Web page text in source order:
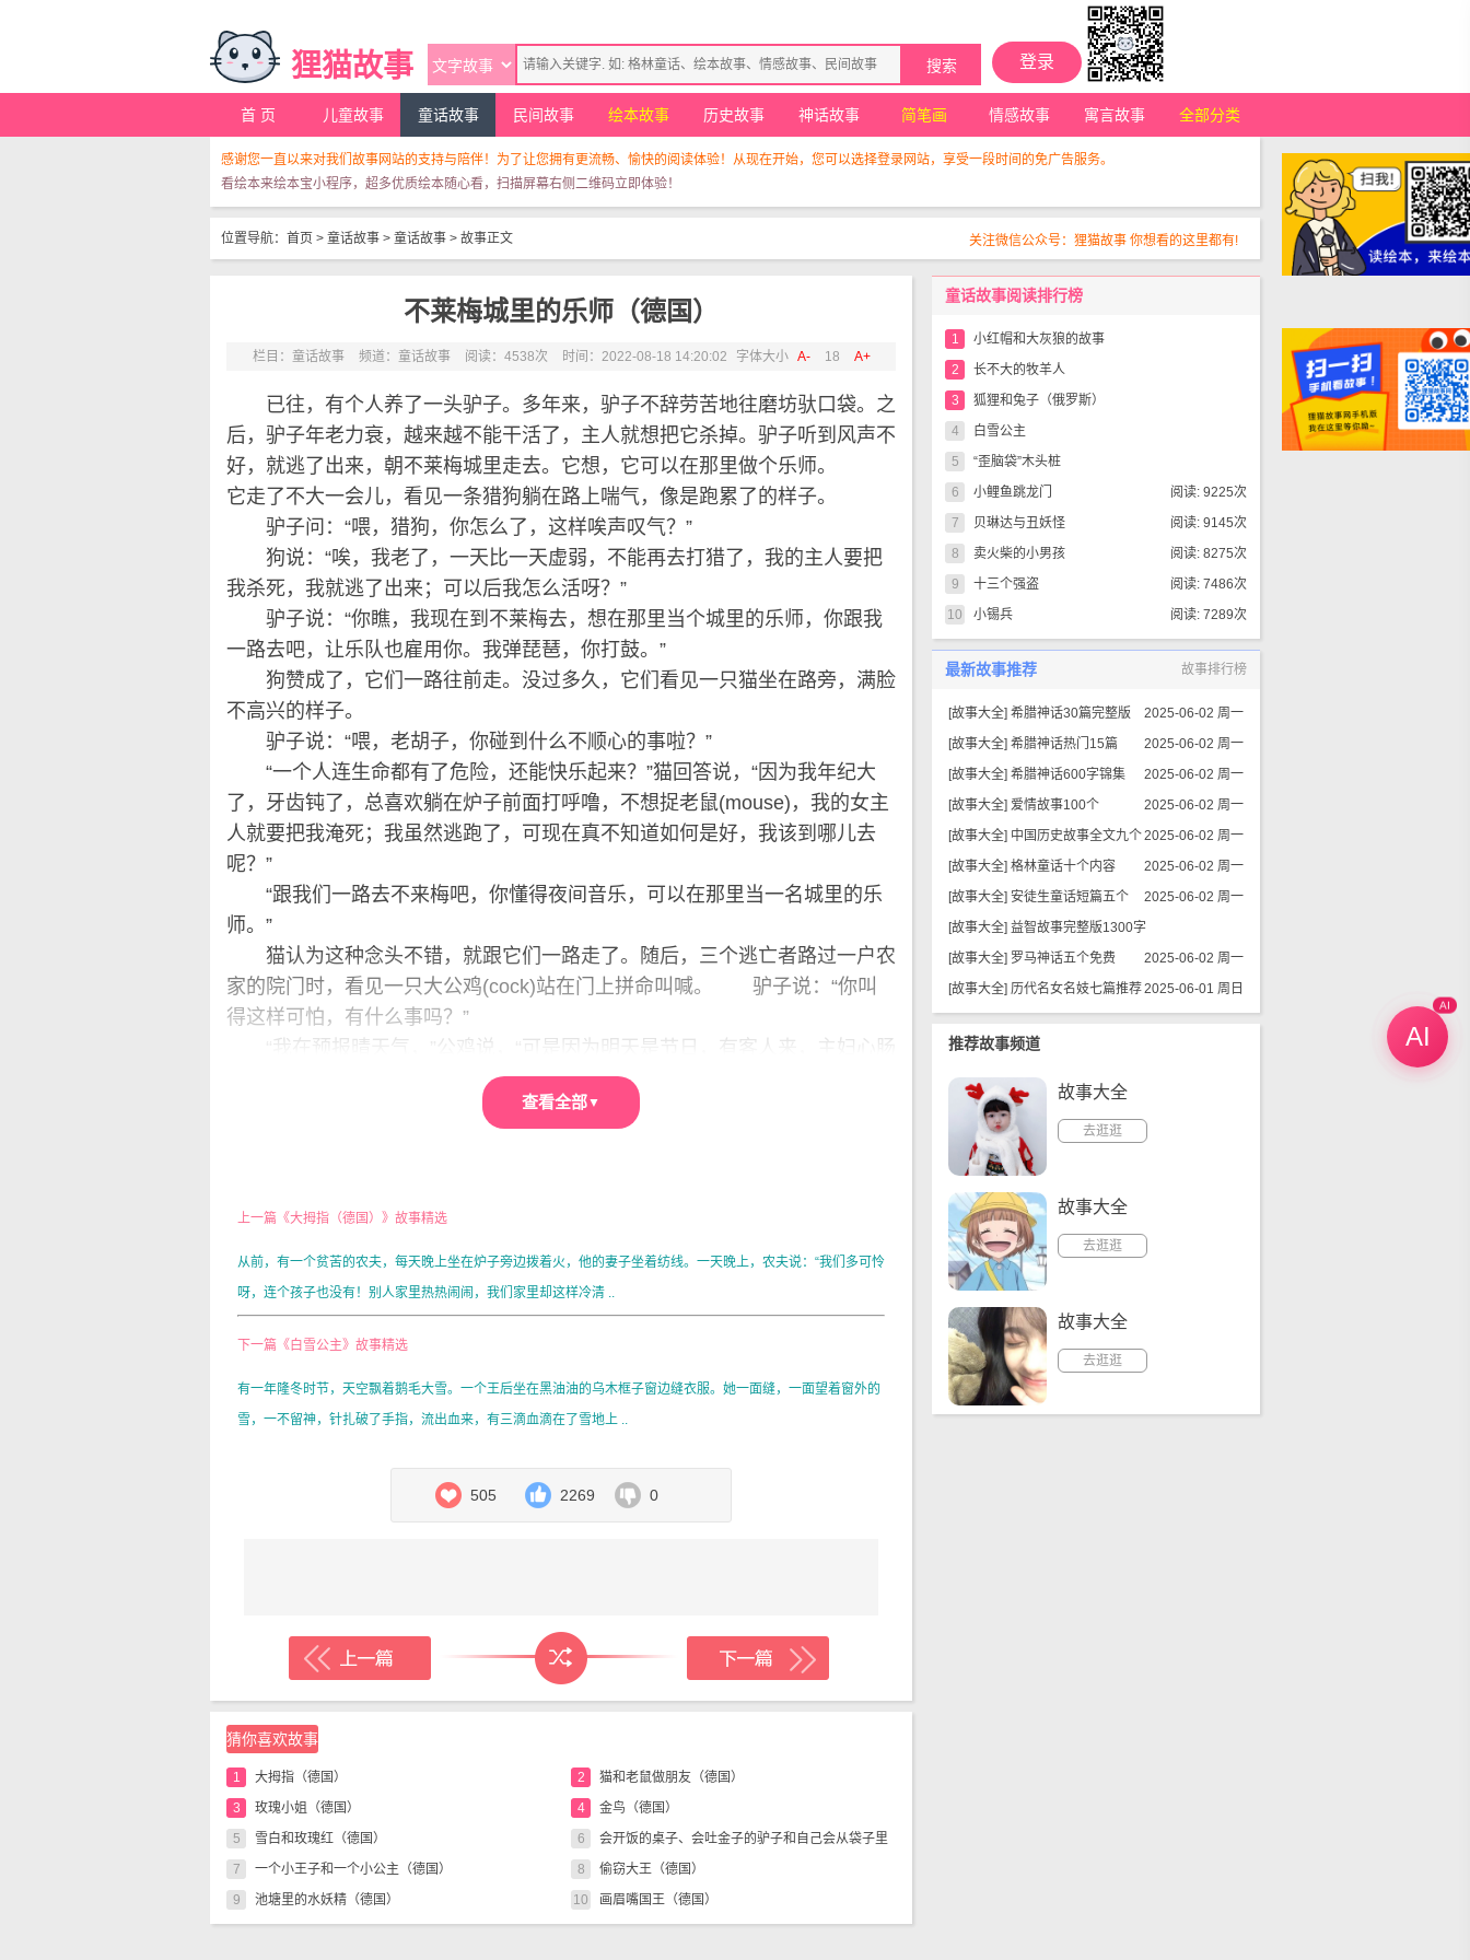
狸猫故事 登录
首 页 儿童故事 童话故事 民间故事 绘本故事 历史故事 神话故事 简笔画 情感故事 寓言故事 全部分类
感谢您一直以来对我们故事网站的支持与陪伴！为了让您拥有更流畅、愉快的阅读体验！从现在开始，您可以选择登录网站，享受一段时间的免广告服务。
看绘本来绘本宝小程序，超多优质绘本随心看，扫描屏幕右侧二维码立即体验！
位置导航： 首页 > 童话故事 > 童话故事 > 故事正文 关注微信公众号：狸猫故事 你想看的这里都有!
不莱梅城里的乐师（德国）
栏目： 童话故事 频道： 童话故事 阅读：4538次 时间：2022-08-18 14:20:02 字体大小 A- 18 A+
已往，有个人养了一头驴子。多年来，驴子不辞劳苦地往磨坊驮口袋。之
后，驴子年老力衰，越来越不能干活了，主人就想把它杀掉。驴子听到风声不
好，就逃了出来，朝不莱梅城里走去。它想，它可以在那里做个乐师。
它走了不大一会儿，看见一条猎狗躺在路上喘气，像是跑累了的样子。
驴子问：“喂，猎狗，你怎么了，这样唉声叹气？”
狗说：“唉，我老了，一天比一天虚弱，不能再去打猎了，我的主人要把
我杀死，我就逃了出来；可以后我怎么活呀？”
驴子说：“你瞧，我现在到不莱梅去，想在那里当个城里的乐师，你跟我
一路去吧，让乐队也雇用你。我弹琵琶，你打鼓。”
狗赞成了，它们一路往前走。没过多久，它们看见一只猫坐在路旁，满脸
不高兴的样子。
驴子说：“喂，老胡子，你碰到什么不顺心的事啦？”
“一个人连生命都有了危险，还能快乐起来？”猫回答说，“因为我年纪大
了，牙齿钝了，总喜欢躺在炉子前面打呼噜，不想捉老鼠(mouse)，我的女主
人就要把我淹死；我虽然逃跑了，可现在真不知道如何是好，我该到哪儿去
呢？”
“跟我们一路去不来梅吧，你懂得夜间音乐，可以在那里当一名城里的乐
师。”
猫认为这种念头不错，就跟它们一路走了。随后，三个逃亡者路过一户农
家的院门时，看见一只大公鸡(cock)站在门上拼命叫喊。 驴子说：“你叫
得这样可怕，有什么事吗？”
“我在预报晴天气，”公鸡说，“可是因为明天是节日，有客人来，主妇心肠
狠，她对女厨说，明天要拿我煮汤喝，叫女厨明天晚上就砍下我的脑袋，现在
趁我还没死，我就放开喉咙拼命喊叫。”
这里过夜了。驴子和狗躺在一棵参天大树下面；猫和公鸡喜欢睡在树枝上，公
鸡一向飞到树梢，那里对它最安全。公鸡睡觉(sleep)以前，又往四周看了一
遍，发现远方有一点亮光，就对它的同伴们说，不很远的地方一定有一所房
子，因为那里亮着灯光。
驴子说：“那我们就出发到那边去吧，在这里过夜实在太糟糕。”
狗想，要是在那里能找到几块骨头或一点肉，倒也不坏。于是它们又上了
它们来到了一所灯火通明的强盗房子跟前。驴子最矮小，它凑到窗户前往里
公鸡说：“这桌饭菜要是给我们预备的就好啦。”
驴子说：“是的，是的，啊，但愿我们坐在那里！”
于是植物们商量，怎样才能把强盗赶走，它们终于想出了一个办法。驴子
把前脚蹬在窗台上，狗跳到驴子的背上，猫再爬到狗身上，最终公鸡飞上去，
站在猫的脑袋上。这样站好以后，它们收回一个信号，便一齐演奏起来：
驴叫，狗吠，猫喊，鸡鸣。然后，它们从窗户里冲进屋子，窗玻璃劈里啪啦碎
了一地。强盗们听见这种可怕的声音，吓得跳起来，以为出去一个妖怪，沉着
逃到森林里去了。四个同伴在桌子旁边坐下，凑合着吃那些剩下来的饭菜，像
是它们已经饿了四个礼拜似的。
查看全部
上一篇《大拇指（德国）》故事精选
从前，有一个贫苦的农夫，每天晚上坐在炉子旁边拨着火，他的妻子坐着纺线。一天晚上，农夫说：“我们多可怜
呀，连个孩子也没有！别人家里热热闹闹，我们家里却这样冷清 ..
下一篇《白雪公主》故事精选
有一年隆冬时节，天空飘着鹅毛大雪。一个王后坐在黑油油的乌木框子窗边缝衣服。她一面缝，一面望着窗外的
雪，一不留神，针扎破了手指，流出血来，有三滴血滴在了雪地上 ..
505 2269 0
猜你喜欢故事
1 大拇指（德国） 2
猫和老鼠做朋友（德国）
3
玫瑰小姐（德国） 4
金鸟（德国）
5
雪白和玫瑰红（德国） 6
会开饭的桌子、会吐金子的驴子和自己会从袋子里
出来的小棍子（德国）
7 一个小王子和一个小公主（德国） 8
偷窃大王（德国）
9
池塘里的水妖精（德国） 10 画眉嘴国王（德国）
童话故事阅读排行榜
1
小红帽和大灰狼的故事
2
长不大的牧羊人
3
狐狸和兔子（俄罗斯）
4
白雪公主
5
“歪脑袋”木头桩
阅读: 10515次
6 小鲤鱼跳龙门
阅读: 9225次
7
贝琳达与丑妖怪
阅读: 9145次
8
卖火柴的小男孩
阅读: 8275次
9
十三个强盗
阅读: 7486次
10
小锡兵 阅读: 7289次
最新故事推荐 故事排行榜
[故事大全] 希腊神话30篇完整版
2025-06-02 周一
[故事大全] 希腊神话热门15篇
2025-06-02 周一
[故事大全] 希腊神话600字锦集
2025-06-02 周一
[故事大全] 爱情故事100个
2025-06-02 周一
[故事大全] 中国历史故事全文九个2025-06-02 周一
[故事大全] 格林童话十个内容
2025-06-02 周一
[故事大全] 安徒生童话短篇五个
2025-06-02 周一
[故事大全] 益智故事完整版1300字
2025-06-02 周一
[故事大全] 罗马神话五个免费
2025-06-02 周一
[故事大全] 历代名女名妓七篇推荐2025-06-01 周日
推荐故事频道
故事大全
去逛逛
故事大全
去逛逛
故事大全
去逛逛
AI
AI